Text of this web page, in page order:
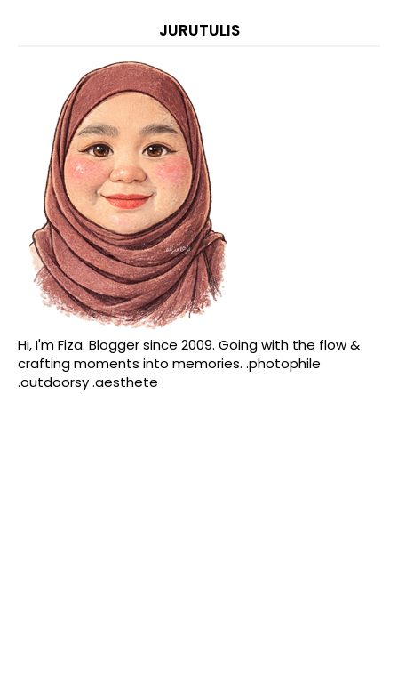
JURUTULIS
Hi, I'm Fiza. Blogger since 2009. Going with the flow &
crafting moments into memories. .photophile
.outdoorsy .aesthete